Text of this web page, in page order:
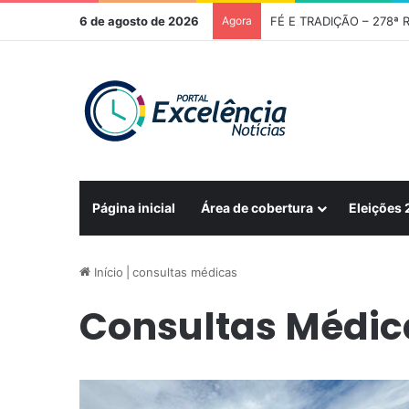
6 de agosto de 2026 Agora
Página inicial Área de cobertura Eleições
Início consultas médicas
Consultas